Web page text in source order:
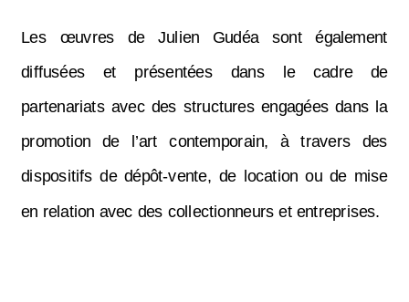
Les œuvres de Julien Gudéa sont également
diffusées et présentées dans le cadre de
partenariats avec des structures engagées dans la
promotion de l’art contemporain, à travers des
dispositifs de dépôt-vente, de location ou de mise
en relation avec des collectionneurs et entreprises.